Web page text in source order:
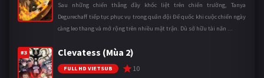
Sau những chiến thắng đầy khốc liệt trên chiến trường, Tanya
Degurechaff tiếp tục phục vụ trong quân đội Đế quốc khi cuộc chiến ngày
càng leo thang và mở rộng trên nhiều mặt trận. Dù sở hữu tài năn ...
#3 Clevatess (Mùa 2)
FULL HD VIETSUB 10